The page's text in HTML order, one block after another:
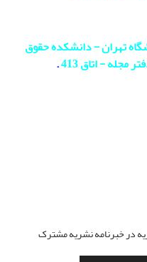
تهران - دانشکده حقوق
.
در خبرنامه نشریه مشترک